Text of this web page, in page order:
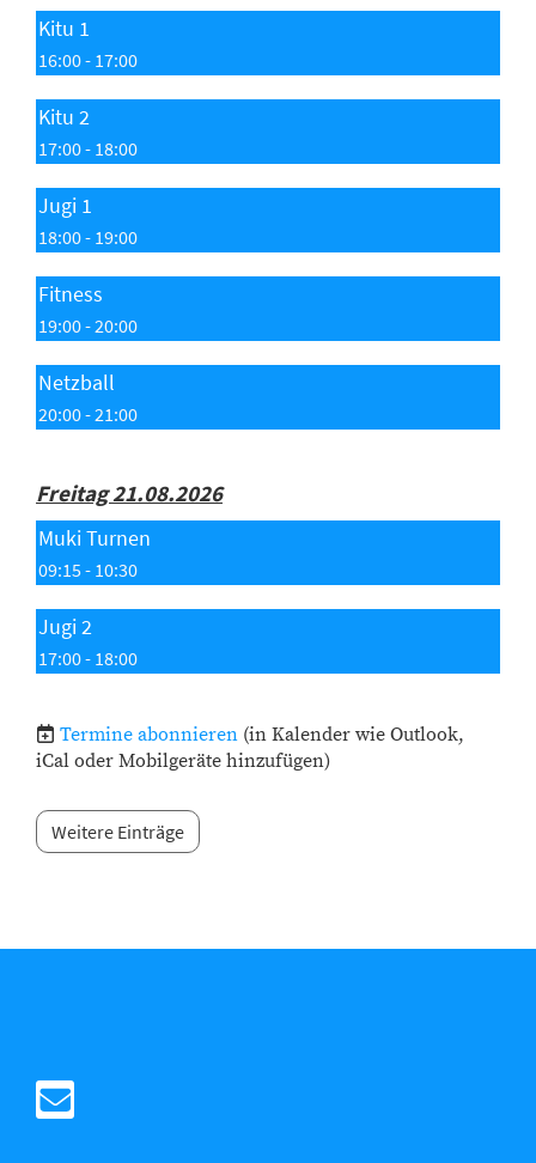
Kitu 1
16:00 - 17:00
Kitu 2
17:00 - 18:00
Jugi 1
18:00 - 19:00
Fitness
19:00 - 20:00
Netzball
20:00 - 21:00
Freitag 21.08.2026
Muki Turnen
09:15 - 10:30
Jugi 2
17:00 - 18:00
Termine abonnieren (in Kalender wie Outlook,
iCal oder Mobilgeräte hinzufügen)
Weitere Einträge